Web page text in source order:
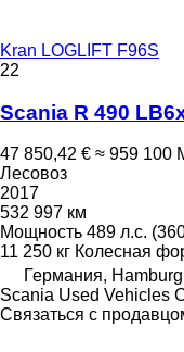
Kran LOGLIFT F96S
22
Scania R 490
47 850,42 € ≈ 959 100
Лесовоз
2017
532 997 км
Мощность 489 л.с.
11 250 кг Колесная
Германия, Hamburg
Scania Used Vehicles
Связаться с